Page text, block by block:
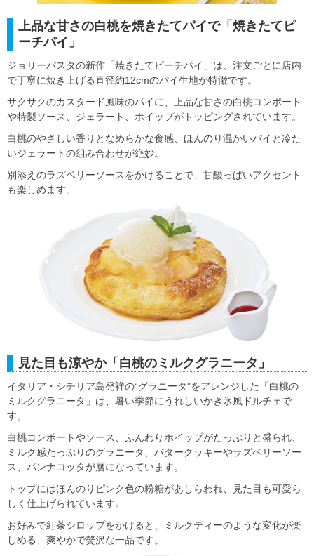
上品な甘さの白桃を焼きたてパイで「焼きたてピ
ーチパイ」
ジョリーパスタの新作「焼きたてピーチパイ」は、注文ごとに店内
で丁寧に焼き上げる直径約12cmのパイ生地が特徴です。
サクサクのカスタード風味のパイに、上品な甘さの白桃コンポート
や特製ソース、ジェラート、ホイップがトッピングされています。
白桃のやさしい香りとなめらかな食感、ほんのり温かいパイと冷た
いジェラートの組み合わせが絶妙。
別添えのラズベリーソースをかけることで、甘酸っぱいアクセント
も楽しめます。
見た目も涼やか「白桃のミルクグラニータ」
イタリア・シチリア島発祥の“グラニータ”をアレンジした「白桃の
ミルクグラニータ」は、暑い季節にうれしいかき氷風ドルチェで
す。
白桃コンポートやソース、ふんわりホイップがたっぷりと盛られ、
ミルク感たっぷりのグラニータ、バタークッキーやラズベリーソー
ス、パンナコッタが層になっています。
トップにはほんのりピンク色の粉糖があしらわれ、見た目も可愛ら
しく仕上げられています。
お好みで紅茶シロップをかけると、ミルクティーのような変化が楽
しめる、爽やかで贅沢な一品です。